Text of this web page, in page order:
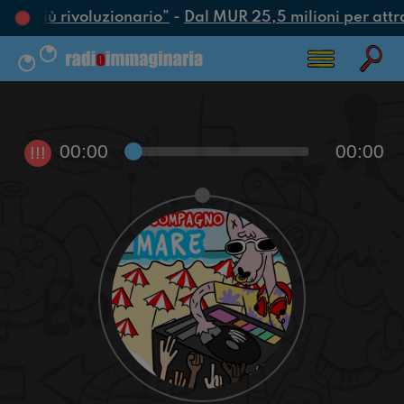
più rivoluzionario”- Dal MUR 25,5 milioni per
!!! 00:00 00:00